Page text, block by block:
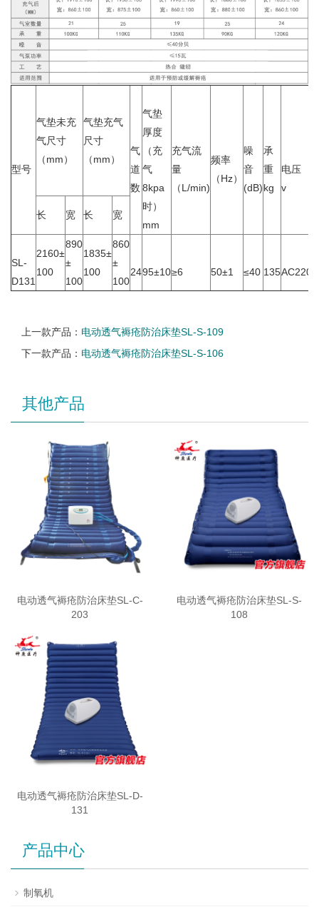
型号
气垫未充
气尺寸
（mm）
气垫充气
尺寸
（mm）
气
道
数
气垫
厚度
（充
气
8kpa
时）
mm
充气流
量
（L/min)
频率
（Hz）
噪
音
(dB)
承
重
kg
电压
v
长 宽 长 宽
SL-
D131
2160±
100
890
±
100
1835±
100
860
±
100
2495±10≥6 50±1 ≤40 135
上一款产品： 电动透气褥疮防治床垫SL-S-109
下一款产品： 电动透气褥疮防治床垫SL-S-106
其他产品
电动透气褥疮防治床垫SL-C-
203
电动透气褥疮防治床垫SL-S-
108
电动透气褥疮防治床垫SL-D-
131
产品中心
制氧机